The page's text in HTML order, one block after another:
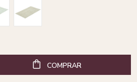
COMPRAR